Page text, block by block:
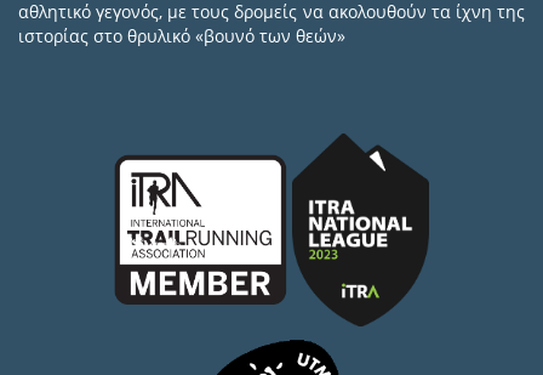
αθλητικό γεγονός, με τους δρομείς να ακολουθούν τα ίχνη της
ιστορίας στο θρυλικό «βουνό των θεών»